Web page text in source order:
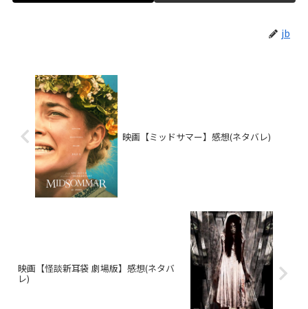
jb
映画【ミッドサマー】感想(ネタバレ)
映画【怪談新耳袋 劇場版】感想(ネタバ
レ)